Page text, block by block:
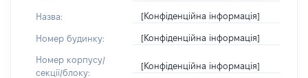
Назва: [Конфіденційна інформація]
Номер будинку: [Конфіденційна інформація]
Номер корпусу/
секції/блоку:
[Конфіденційна інформація]